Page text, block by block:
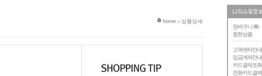
장바구니 (0)
찜한상품
고객센터안내
입금계좌안내
카드결제조회
전화카드결제
현재 위치
home > 상품상세